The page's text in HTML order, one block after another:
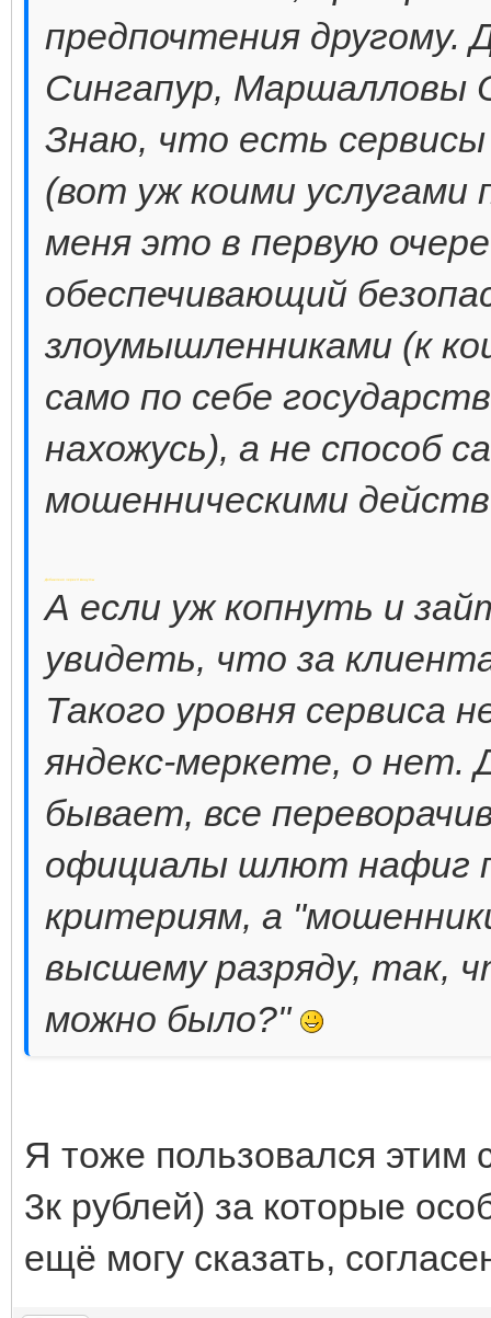
предпочтения другому.
Сингапур, Маршалловы
Знаю, что есть
(вот уж коими услугами
меня это в первую
обеспечивающий
злоумышленниками (к
само по себе
нахожусь), а не способ
мошенническими
Добавлено через 3 минуты
А если уж копнуть и
увидеть, что за
Такого уровня сервиса
яндекс-меркете, о нет.
бывает, все
официалы шлют нафиг
критериям, а
высшему разряду, так,
можно было?"
Я тоже пользовался этим
3к рублей) за которые
ещё могу сказать,